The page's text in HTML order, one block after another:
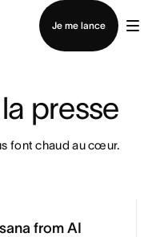
Je me lance
commercial
presse
font chaud au cœur.
from AI